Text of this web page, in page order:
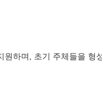
원하며, 초기 주체들을 형